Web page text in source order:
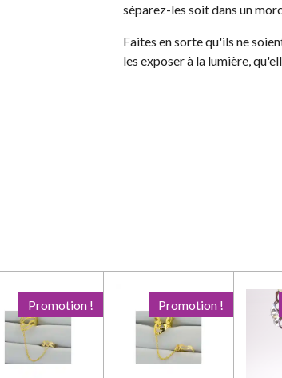
séparez-les soit dans un
Faites en sorte qu'ils ne
les exposer à la lumière,
Promotion ! Promotion !